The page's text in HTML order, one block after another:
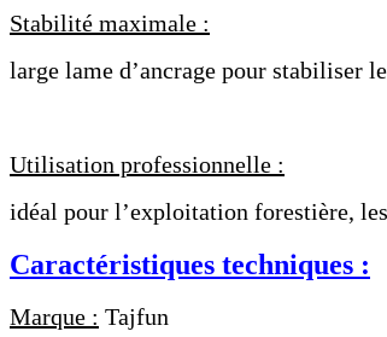
Stabilité maximale :
large lame d’ancrage pour stabiliser
Utilisation professionnelle :
idéal pour l’exploitation forestière,
Caractéristiques techniques :
Marque : Tajfun